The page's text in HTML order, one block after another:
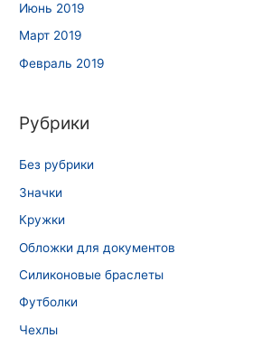
Июнь 2019
Март 2019
Февраль 2019
Рубрики
Без рубрики
Значки
Кружки
Обложки для документов
Силиконовые браслеты
Футболки
Чехлы